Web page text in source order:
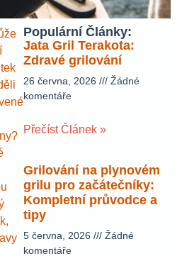
Populární Články:
Jata Gril Terakota:
Zdravé grilování
26 června, 2026
Žádné
komentáře
Přečíst Článek »
Grilování na plynovém
grilu pro začátečníky:
Kompletní průvodce a
tipy
5 června, 2026
Žádné
komentáře